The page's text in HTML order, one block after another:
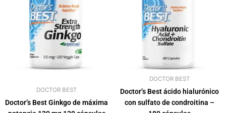
DOCTOR BEST
Doctor’s Best Ginkgo de máxima
DOCTOR BEST
Doctor’s Best ácido hialurónico
con sulfato de condroitina –